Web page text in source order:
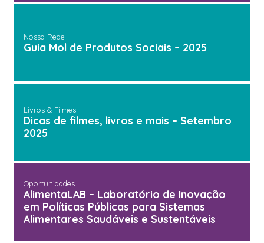
Nossa Rede
Guia Mol de Produtos Sociais – 2025
Livros & Filmes
Dicas de filmes, livros e mais – Setembro
2025
Oportunidades
AlimentaLAB – Laboratório de Inovação
em Políticas Públicas para Sistemas
Alimentares Saudáveis e Sustentáveis